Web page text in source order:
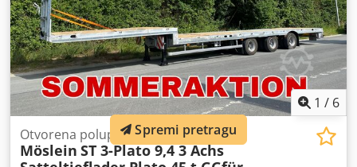
1 / 6
Otvorena poluprikolica
Möslein ST 3-Plato 9,4 3 Achs
Spremi pretragu